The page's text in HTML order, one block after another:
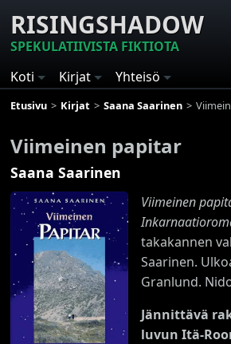
RISINGSHADOW
SPEKULATIIVISTA FIKTIOTA
Koti
Kirjat Yhteisö
Etusivu Kirjat Saana Saarinen
Viimeinen papitar
Saana Saarinen
Viimeinen
takakannen
Saarinen.
Granlund.
Jännittävä
luvun Itä-